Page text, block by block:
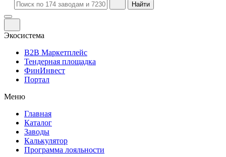
Найти
Экосистема
B2B Маркетплейс
Тендерная площадка
ФинИнвест
Портал
Меню
Главная
Каталог
Заводы
Калькулятор
Программа лояльности